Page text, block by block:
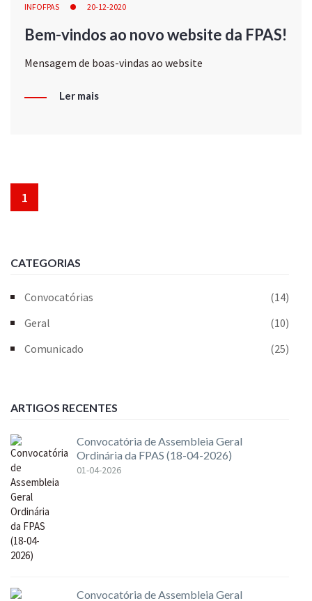
INFOFPAS 20-12-2020
Bem-vindos ao novo website da FPAS!
Mensagem de boas-vindas ao website
Ler mais
1
CATEGORIAS
Convocatórias
(14)
Geral
(10)
Comunicado
(25)
ARTIGOS RECENTES
Convocatória de Assembleia Geral
Ordinária da FPAS (18-04-2026)
01-04-2026
Convocatória de Assembleia Geral